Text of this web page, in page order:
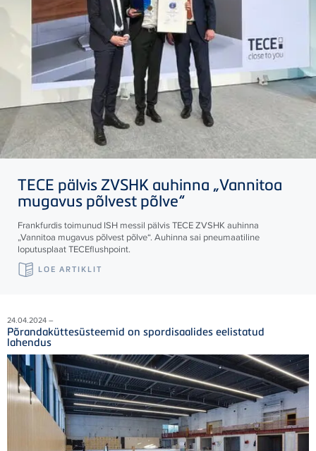
TECE pälvis ZVSHK auhinna „Vannitoa
mugavus põlvest põlve“
Frankfurdis toimunud ISH messil pälvisTECEZVSHK auhinna
„Vannitoa mugavus põlvest põlve“. Auhinna sai pneumaatiline
loputusplaatTECEflushpoint.
LOE ARTIKLIT
24.04.2024 –
Põrandaküttesüsteemid on spordisaalides eelistatud
lahendus